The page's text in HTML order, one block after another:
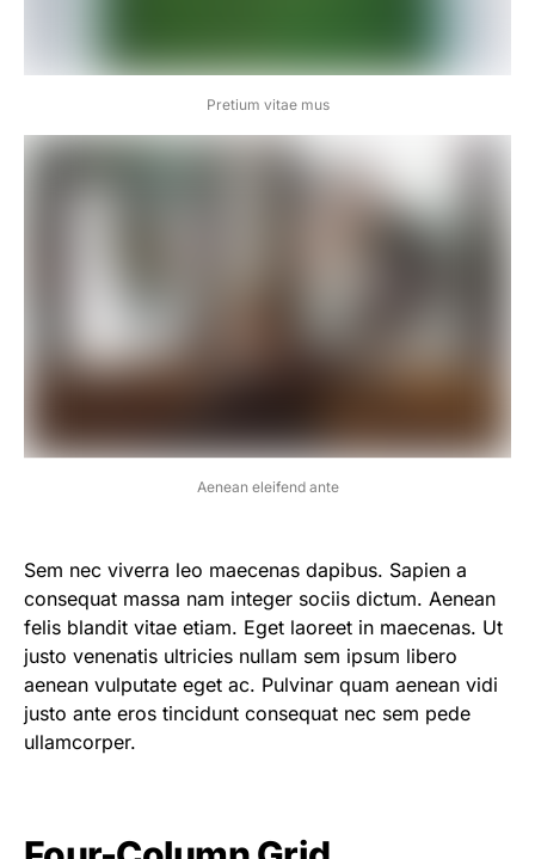
Pretium vitae mus
Aenean eleifend ante
Sem nec viverra leo maecenas dapibus. Sapien a
consequat massa nam integer sociis dictum. Aenean
felis blandit vitae etiam. Eget laoreet in maecenas. Ut
justo venenatis ultricies nullam sem ipsum libero
aenean vulputate eget ac. Pulvinar quam aenean vidi
justo ante eros tincidunt consequat nec sem pede
ullamcorper.